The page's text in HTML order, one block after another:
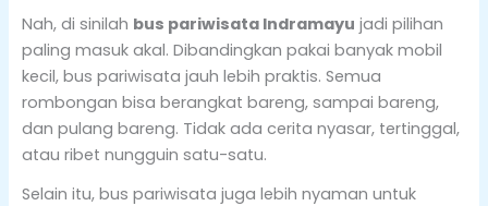
Nah, di sinilah bus pariwisata Indramayu jadi pilihan
paling masuk akal. Dibandingkan pakai banyak mobil
kecil, bus pariwisata jauh lebih praktis. Semua
rombongan bisa berangkat bareng, sampai bareng,
dan pulang bareng. Tidak ada cerita nyasar, tertinggal,
atau ribet nungguin satu-satu.
Selain itu, bus pariwisata juga lebih nyaman untuk